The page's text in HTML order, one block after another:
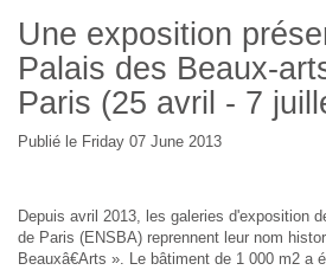
Une exposition
Palais des Beaux-
Paris (25 avril - 7
Publié le Friday 07 June 2013
Depuis avril 2013, les galeries d'exposition
de Paris (ENSBA) reprennent leur nom
Beauxâ€Arts ». Le bâtiment de 1 000 m2 a